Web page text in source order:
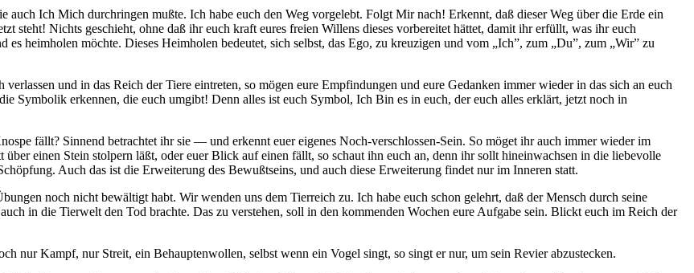
Ich Mich durchringen mußte. Ich habe euch den Weg vorgelebt. Folgt Mir nach! Erkennt, daß dieser Weg über die Erde ein
steht! Nichts geschieht, ohne daß ihr euch kraft eures freien Willens dieses vorbereitet hättet, damit ihr erfüllt, was ihr euch
heimholen möchte. Dieses Heimholen bedeutet, sich selbst, das Ego, zu kreuzigen und vom „Ich”, zum „Du”, zum „Wir” zu
und in das Reich der Tiere eintreten, so mögen eure Empfindungen und eure Gedanken immer wieder in das sich an euch
Symbolik erkennen, die euch umgibt! Denn alles ist euch Symbol, Ich Bin es in euch, der euch alles erklärt, jetzt noch in
fällt? Sinnend betrachtet ihr sie — und erkennt euer eigenes Noch-verschlossen-Sein. So möget ihr auch immer wieder im
einen Stein stolpern läßt, oder euer Blick auf einen fällt, so schaut ihn euch an, denn ihr sollt hineinwachsen in die liebevolle
Auch das ist die Erweiterung des Bewußtseins, und auch diese Erweiterung findet nur im Inneren statt.
noch nicht bewältigt habt. Wir wenden uns dem Tierreich zu. Ich habe euch schon gelehrt, daß der Mensch durch seine
in die Tierwelt den Tod brachte. Das zu verstehen, soll in den kommenden Wochen eure Aufgabe sein. Blickt euch im Reich der
nur Kampf, nur Streit, ein Behauptenwollen, selbst wenn ein Vogel singt, so singt er nur, um sein Revier abzustecken.